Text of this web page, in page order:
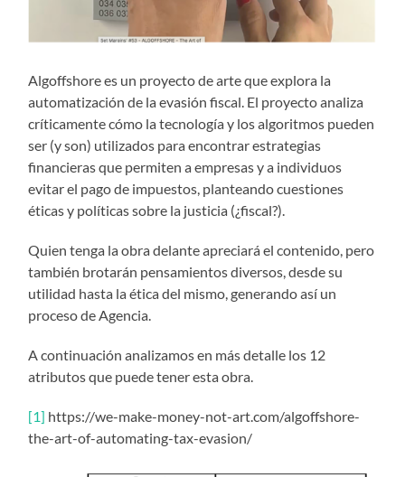
Algoffshore es un proyecto de arte que explora la
automatización de la evasión fiscal. El proyecto analiza
críticamente cómo la tecnología y los algoritmos pueden
ser (y son) utilizados para encontrar estrategias
financieras que permiten a empresas y a individuos
evitar el pago de impuestos, planteando cuestiones
éticas y políticas sobre la justicia (¿fiscal?).
Quien tenga la obra delante apreciará el contenido, pero
también brotarán pensamientos diversos, desde su
utilidad hasta la ética del mismo, generando así un
proceso de Agencia.
A continuación analizamos en más detalle los 12
atributos que puede tener esta obra.
[1] https://we-make-money-not-art.com/algoffshore-
the-art-of-automating-tax-evasion/